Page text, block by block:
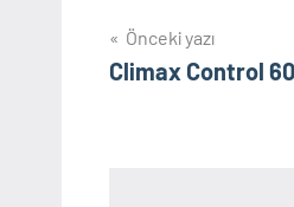
Yazı
gezinmesi
Önceki yazı
Climax Control